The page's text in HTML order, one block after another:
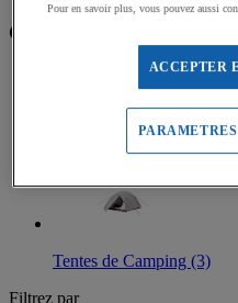
Catégories
Accessoires Randonnée
Tentes de Camping (3)
Filtrez par
Pour en savoir plus, vous pouvez aussi
ACCEPTER